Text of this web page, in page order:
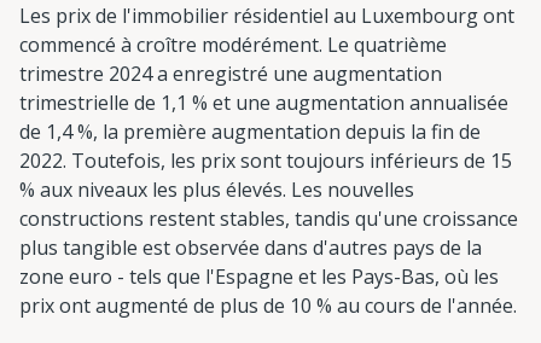
Les prix de l'immobilier résidentiel au Luxembourg ont
commencé à croître modérément. Le quatrième
trimestre 2024 a enregistré une augmentation
trimestrielle de 1,1 % et une augmentation annualisée
de 1,4 %, la première augmentation depuis la fin de
2022. Toutefois, les prix sont toujours inférieurs de 15
% aux niveaux les plus élevés. Les nouvelles
constructions restent stables, tandis qu'une croissance
plus tangible est observée dans d'autres pays de la
zone euro - tels que l'Espagne et les Pays-Bas, où les
prix ont augmenté de plus de 10 % au cours de l'année.